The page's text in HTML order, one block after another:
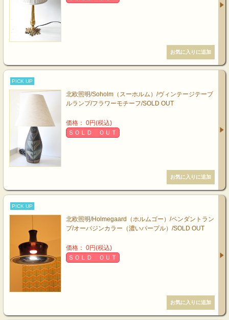
PICK UP
北欧照明/Soholm（スーホルム）/ヴィンテージテーブ
ルランプ/フラワーモチーフ/SOLD OUT
価格： 0円(税込)
ＳＯＬＤ ＯＵＴ
PICK UP
北欧照明/Holmegaard（ホルムゴー）/ペンダントラン
プ/オーバジンカラー（濃いパープル）/SOLD OUT
価格： 0円(税込)
ＳＯＬＤ ＯＵＴ